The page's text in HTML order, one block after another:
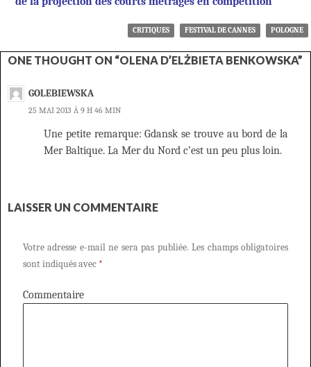
CRITIQUES FESTIVAL DE CANNES POLOGNE
ONE THOUGHT ON “OLENA D’ELŻBIETA BENKOWSKA”
GOLEBIEWSKA
25 MAI 2013 À 9 H 46 MIN
Une petite remarque: Gdansk se trouve au bord de la
Mer Baltique. La Mer du Nord c’est un peu plus loin.
LAISSER UN COMMENTAIRE
Votre adresse e-mail ne sera pas publiée. Les champs obligatoires
sont indiqués avec *
Commentaire